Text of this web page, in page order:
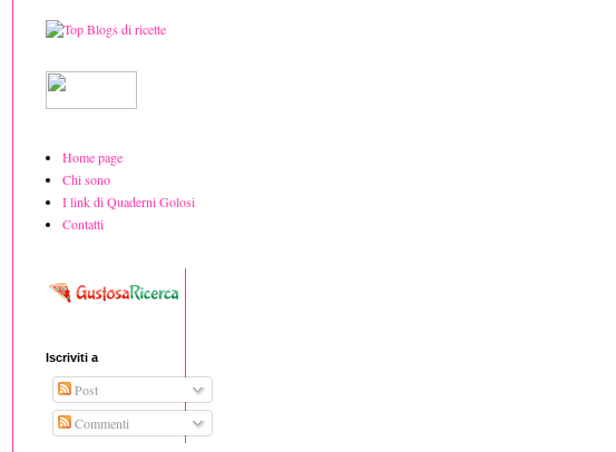
Home page
Chi sono
I link di Quaderni Golosi
Contatti
Iscriviti a
Post
Commenti